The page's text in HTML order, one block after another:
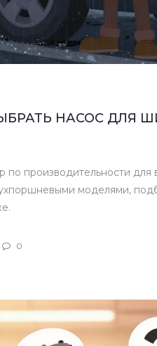
НАСОС ДЛЯ
по производительности
моделями,
0